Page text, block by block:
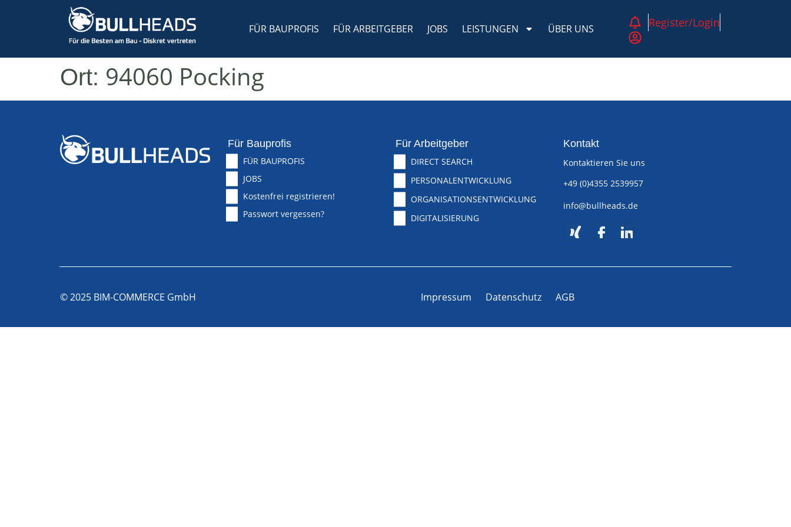
FÜR BAUPROFIS FÜR ARBEITGEBER JOBS LEISTUNGEN ÜBER UNS Register/Login
Ort: 94060 Pocking
Für Bauprofis
FÜR BAUPROFIS
JOBS
Kostenfrei registrieren!
Passwort vergessen?
Für Arbeitgeber
DIRECT SEARCH
PERSONALENTWICKLUNG
ORGANISATIONSENTWICKLUNG
DIGITALISIERUNG
Kontakt
Kontaktieren Sie uns
+49 (0)4355 2539957
info@bullheads.de
© 2025 BIM-COMMERCE GmbH Impressum Datenschutz AGB